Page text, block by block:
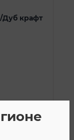
Дуб крафт